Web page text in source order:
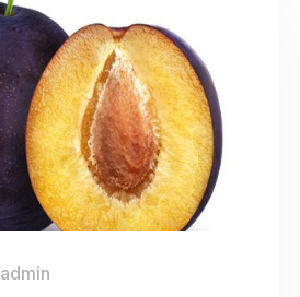
admin